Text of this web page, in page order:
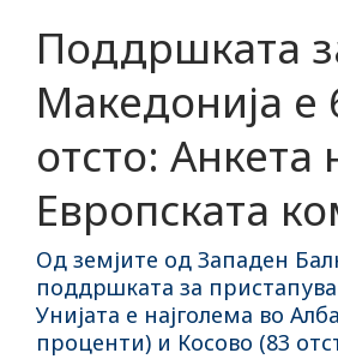
Поддршката
Македонија е
отсто: Анкета
Европската
Од земјите од Западен
поддршката за
Унијата е најголема во
проценти) и Косово (83